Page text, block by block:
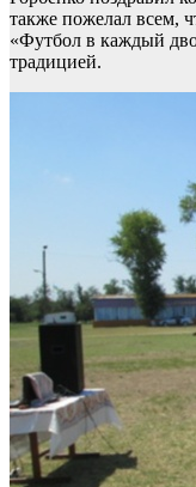
также пожелал всем,
«Футбол в каждый
традицией.